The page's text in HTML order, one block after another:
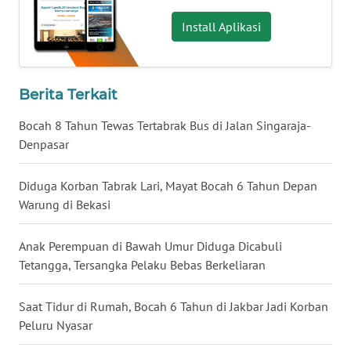
Install Aplikasi
Berita Terkait
Bocah 8 Tahun Tewas Tertabrak Bus di Jalan Singaraja-
Denpasar
Diduga Korban Tabrak Lari, Mayat Bocah 6 Tahun Depan
Warung di Bekasi
Anak Perempuan di Bawah Umur Diduga Dicabuli
Tetangga, Tersangka Pelaku Bebas Berkeliaran
Saat Tidur di Rumah, Bocah 6 Tahun di Jakbar Jadi Korban
Peluru Nyasar
WN
BABEL
SUMBAR
SUMSEL
BENGKULU
WN
LAMPUNG
WN
JATENG